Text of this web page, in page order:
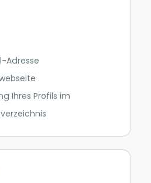
Adresse
Ihres Profils im